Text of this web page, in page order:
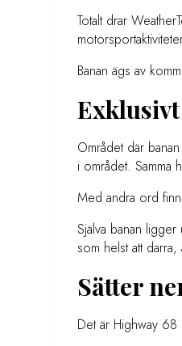
Totalt drar
Banan ägs av
Området där
i området. Samma
Med andra ord
Själva banan
som helst att
Sätter
Det är Highway